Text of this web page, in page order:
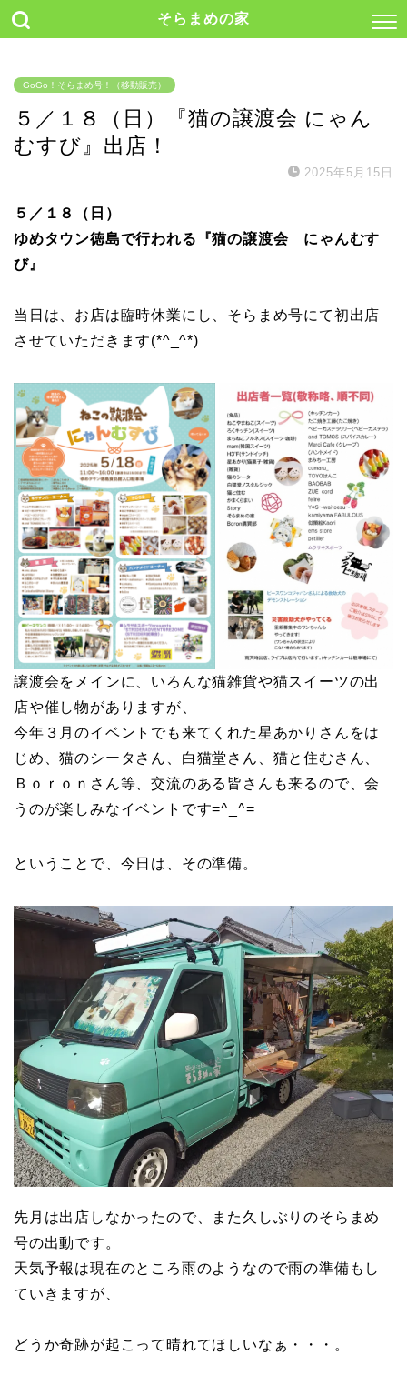
そらまめの家
GoGo！そらまめ号！（移動販売）
５／１８（日）『猫の譲渡会 にゃん
むすび』出店！
2025年5月15日
５／１８（日）
ゆめタウン徳島で行われる『猫の譲渡会 にゃんむす
び』
当日は、お店は臨時休業にし、そらまめ号にて初出店
させていただきます(*^_^*)
譲渡会をメインに、いろんな猫雑貨や猫スイーツの出
店や催し物がありますが、
今年３月のイベントでも来てくれた星あかりさんをは
じめ、猫のシータさん、白猫堂さん、猫と住むさん、
Ｂｏｒｏｎさん等、交流のある皆さんも来るので、会
うのが楽しみなイベントです=^_^=
ということで、今日は、その準備。
先月は出店しなかったので、また久しぶりのそらまめ
号の出動です。
天気予報は現在のところ雨のようなので雨の準備もし
ていきますが、
どうか奇跡が起こって晴れてほしいなぁ・・・。